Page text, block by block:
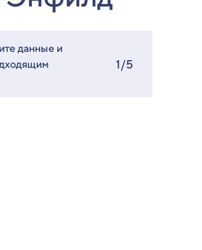
данные и
1/5